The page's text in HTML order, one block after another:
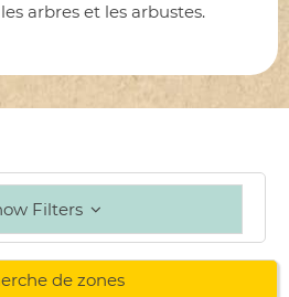
arbres et les arbustes.
Filters
de zones